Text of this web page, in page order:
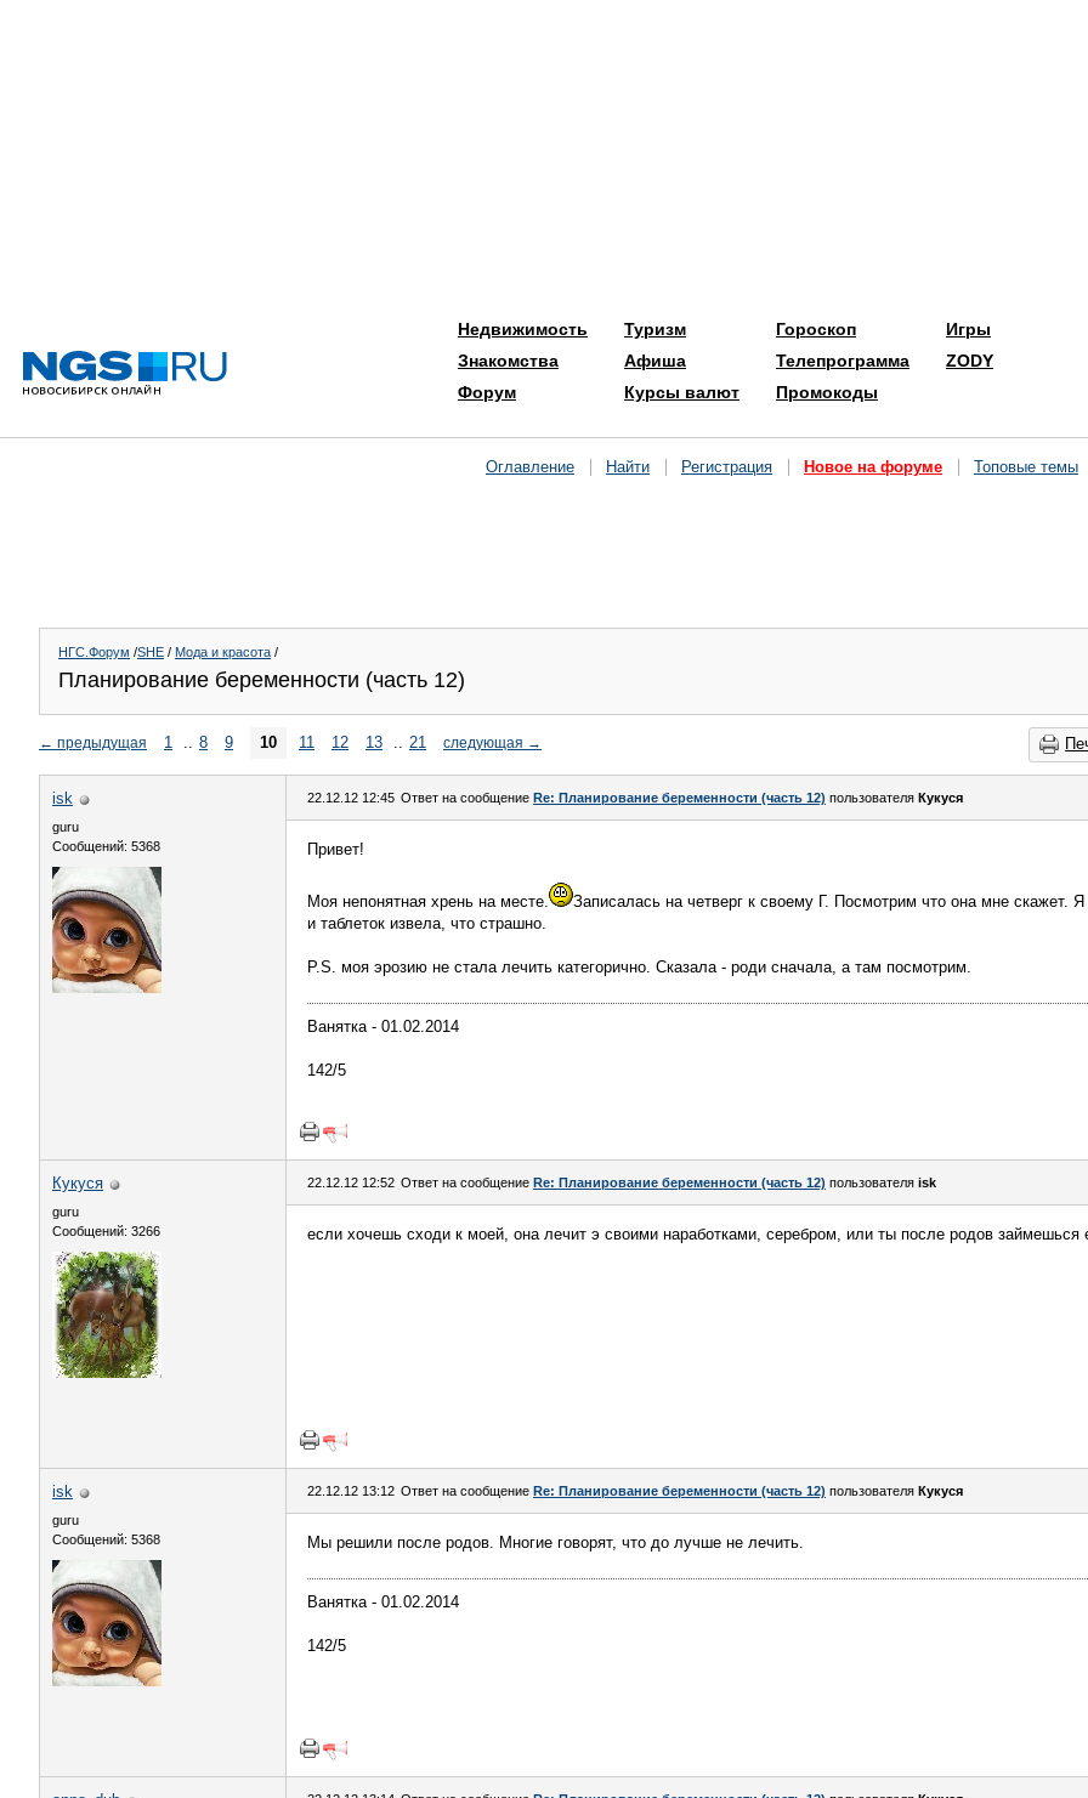
Недвижимость
Знакомства
Форум
Туризм
Афиша
Курсы валют
Гороскоп
Телепрограмма
Промокоды
Игры
ZODY
Оглавление Найти Регистрация Новое на форуме Топовые темы
НГС.Форум /SHE / Мода и красота /
Планирование беременности (часть 12)
← предыдущая 1 .. 8 9 10 11 12 13 .. 21 следующая →
isk
guru
Сообщений: 5368
22.12.12 12:45 Ответ на сообщение Re: Планирование беременности (часть 12) пользователя Кукуся
Привет!
Моя непонятная хрень на месте.
Записалась на четверг к своему Г. Посмотрим что она мне скажет.
и таблеток извела, что страшно.
P.S. моя эрозию не стала лечить категорично. Сказала - роди сначала, а там посмотрим.
Ванятка - 01.02.2014
142/5
Кукуся
guru
Сообщений: 3266
22.12.12 12:52 Ответ на сообщение Re: Планирование беременности (часть 12) пользователя isk
если хочешь сходи к моей, она лечит э своими наработками, серебром, или ты после родов займешься
isk
guru
Сообщений: 5368
22.12.12 13:12 Ответ на сообщение Re: Планирование беременности (часть 12) пользователя Кукуся
Мы решили после родов. Многие говорят, что до лучше не лечить.
Ванятка - 01.02.2014
142/5